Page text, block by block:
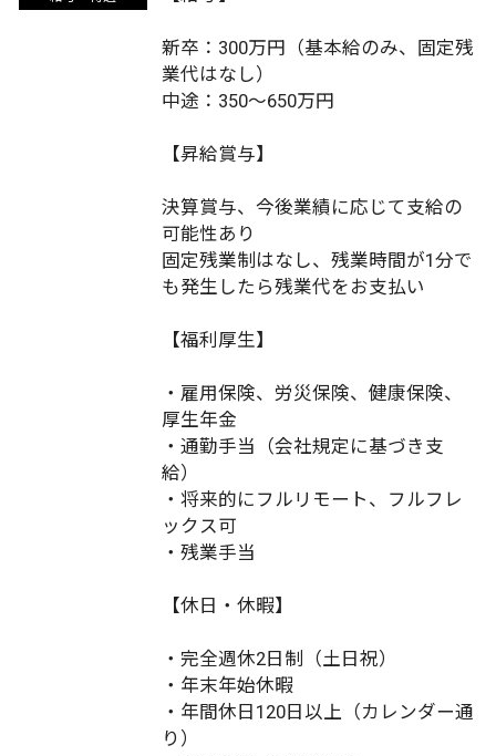
新卒：300万円（基本給のみ、固定残
業代はなし）
中途：350～650万円
【昇給賞与】
決算賞与、今後業績に応じて支給の
可能性あり
固定残業制はなし、残業時間が1分で
も発生したら残業代をお支払い
【福利厚⽣】
・雇用保険、労災保険、健康保険、
厚生年金
・通勤手当（会社規定に基づき支
給）
・将来的にフルリモート、フルフレ
ックス可
・残業手当
【休日・休暇】
・完全週休2日制（土日祝）
・年末年始休暇
・年間休日120日以上（カレンダー通
り）